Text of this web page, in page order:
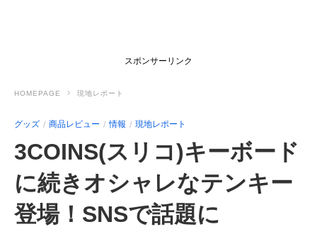
スポンサーリンク
HOMEPAGE 現地レポート
グッズ 商品レビュー 情報 現地レポート
3COINS(スリコ)キーボード
に続きオシャレなテンキー
登場！SNSで話題に